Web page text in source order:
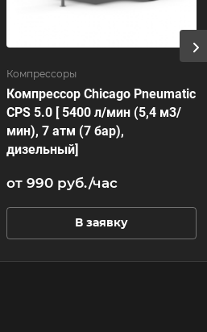
Компрессоры
Компрессор Chicago Pneumatic
CPS 5.0 [ 5400 л/мин (5,4 м3/
мин), 7 атм (7 бар),
дизельный]
от 990 руб./час
В заявку